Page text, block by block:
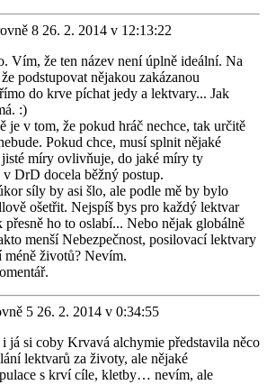
26. 2. 2014 v 12:13:22
Vím, že ten název není úplně ideální. Na
podstupovat nějakou zakázanou
do krve píchat jedy a lektvary... Jak
:)
je v tom, že pokud hráč nechce, tak určitě
Pokud chce, musí splnit nějaké
míry ovlivňuje, do jaké míry ty
DrD docela běžný postup.
síly by asi šlo, ale podle mě by bylo
ošetřit. Nejspíš bys pro každý lektvar
ho to oslabí... Nebo nějak globálně
menší Nebezpečnost, posilovací lektvary
životů? Nevím.
26. 2. 2014 v 0:34:55
já si coby Krvavá alchymie představila něco
lektvarů za životy, ale nějaké
s krví cíle, kletby… nevím, ale